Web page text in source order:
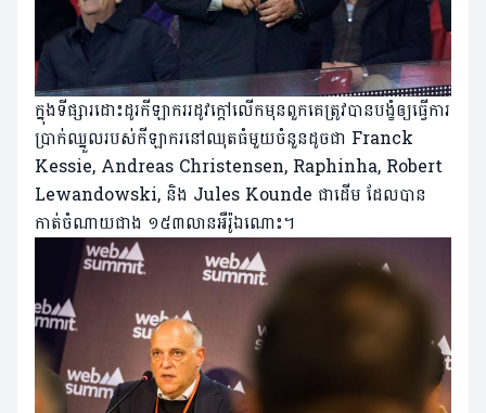
ក្នុងទីផ្សារដោះដូរកីឡាកររដូវក្តៅលើកមុនពួកគេត្រូវបានបង្ខំឲ្យធ្វើការ
ប្រាក់ឈ្នួលរបស់កីឡាករនៅឈុតធំមួយចំនួនដូចជា Franck
Kessie, Andreas Christensen, Raphinha, Robert
Lewandowski, និង Jules Kounde ជាដើម ដែលបាន
កាត់ចំណាយជាង ១៥៣លានអឺរ៉ូឯណោះ។